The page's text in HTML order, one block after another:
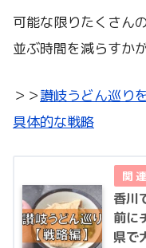
可能な限りたくさん
並ぶ時間を減らすか
＞＞讃岐うどん巡り
具体的な戦略
香川
前に
県で